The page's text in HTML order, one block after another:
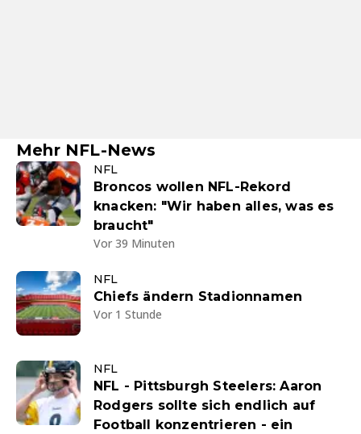
Mehr NFL-News
NFL
Broncos wollen NFL-Rekord
knacken: "Wir haben alles, was es
braucht"
Vor 39 Minuten
NFL
Chiefs ändern Stadionnamen
Vor 1 Stunde
NFL
NFL - Pittsburgh Steelers: Aaron
Rodgers sollte sich endlich auf
Football konzentrieren - ein